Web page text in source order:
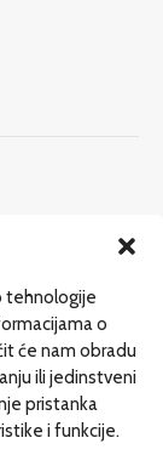
tehnologije
o
će nam obradu
ili jedinstveni
pristanka
i funkcije.